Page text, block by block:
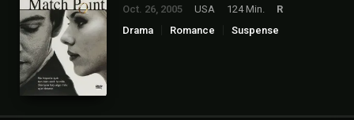
Oct. 26, 2005 USA 124 Min.
R
Drama
Romance Suspense